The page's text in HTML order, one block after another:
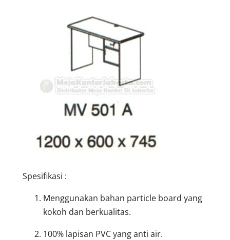
Spesifikasi :
Menggunakan bahan particle board yang
kokoh dan berkualitas.
100% lapisan PVC yang anti air.